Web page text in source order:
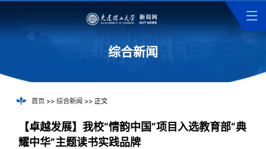
综合新闻
首页>> 综合新闻 >> 正文
【卓越发展】我校“情韵中国”项目入选教育部“典
耀中华”主题读书实践品牌